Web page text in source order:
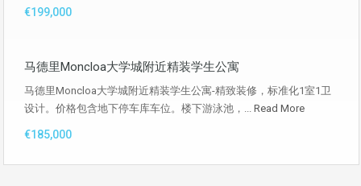
€199,000
马德里Moncloa大学城附近精装学生公寓
马德里Moncloa大学城附近精装学生公寓-精致装修，标准化1室1卫
设计。价格包含地下停车库车位。楼下游泳池，... Read More
€185,000